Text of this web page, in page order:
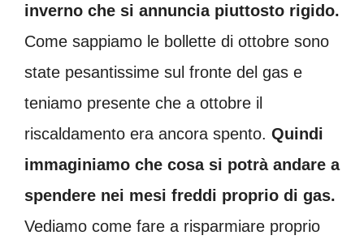
inverno che si annuncia piuttosto rigido.
Come sappiamo le bollette di ottobre sono
state pesantissime sul fronte del gas e
teniamo presente che a ottobre il
riscaldamento era ancora spento. Quindi
immaginiamo che cosa si potrà andare a
spendere nei mesi freddi proprio di gas.
Vediamo come fare a risparmiare proprio